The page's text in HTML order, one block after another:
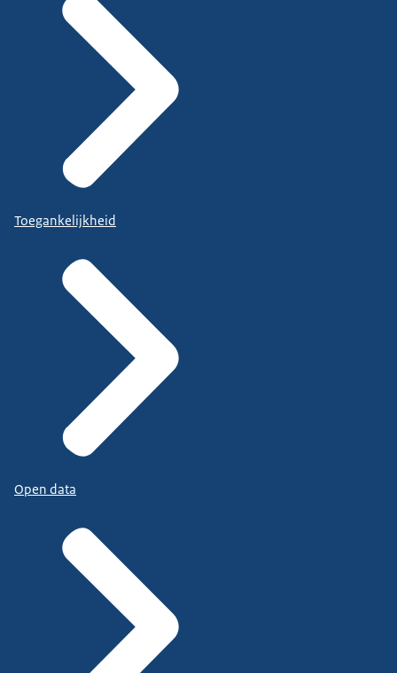
Toegankelijkheid
Open data